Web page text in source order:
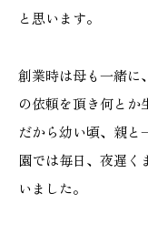
と思います。
創業時は母も一緒に
の依頼を頂き何とか
だから幼い頃、親と
園では毎日、夜遅く
いました。